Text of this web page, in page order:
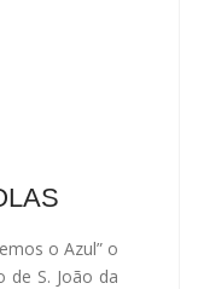
o Azul” o
de S. João da